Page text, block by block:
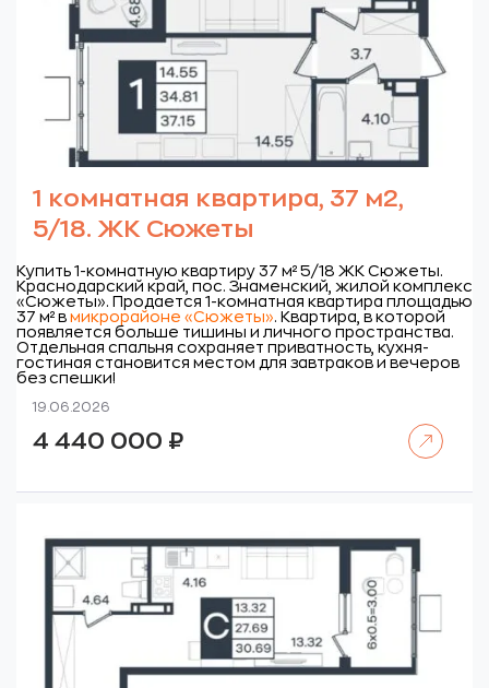
1 комнатная квартира, 37 м2,
5/18. ЖК Сюжеты
Купить 1-комнатную квартиру 37 м² 5/18 ЖК Сюжеты.
Краснодарский край, пос. Знаменский, жилой комплекс
«Сюжеты». Продается 1-комнатная квартира площадью
37 м² в микрорайоне «Сюжеты». Квартира, в которой
появляется больше тишины и личного пространства.
Отдельная спальня сохраняет приватность, кухня-
гостиная становится местом для завтраков и вечеров
без спешки!
19.06.2026
4 440 000 ₽